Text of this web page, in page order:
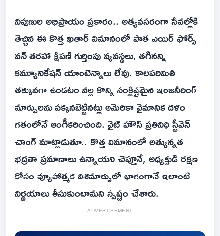
నిపుణుల అభిప్రాయం ప్రకారం.. అత్యవసరంగా సేవల్లోకి
తెచ్చిన ఈ కొత్త ఖతార్ విమానంలో పాత ఎయిర్ ఫోర్స్
వన్ తరహా క్షిపణి గుర్తింపు వ్యవస్థలు, తగినన్ని
కమ్యూనికేషన్ యాంటెన్నాలు లేవు. కాలపరిమితి
తక్కువగా ఉండటం వల్ల కొన్ని సంక్లిష్టమైన ఇంజనీరింగ్
మార్పులను పక్కనబెట్టినట్లు అమెరికా వైమానిక దళం
గతంలోనే అంగీకరించింది. వైట్ హౌస్ ప్రతినిధి స్టీవెన్
చాంగ్ మాట్లాడుతూ.. కొత్త విమానంలో అత్యున్నత
భద్రతా ప్రమాణాలు ఉన్నాయని చెప్తూనే, అధ్యక్షుడి రక్షణ
కోసం వ్యూహాత్మక దిశమార్పులో భాగంగానే ఇలాంటి
నిర్ణయాలు తీసుకుంటామని స్పష్టం చేశారు.
ADVERTISEMENT